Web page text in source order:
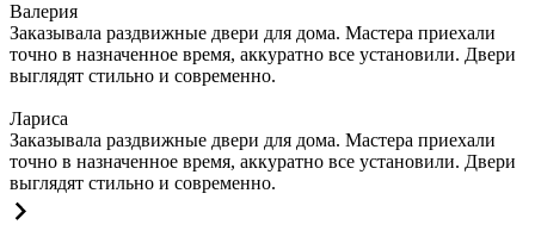
Валерия
Заказывала раздвижные двери для дома. Мастера приехали
точно в назначенное время, аккуратно все установили. Двери
выглядят стильно и современно.
Лариса
Заказывала раздвижные двери для дома. Мастера приехали
точно в назначенное время, аккуратно все установили. Двери
выглядят стильно и современно.